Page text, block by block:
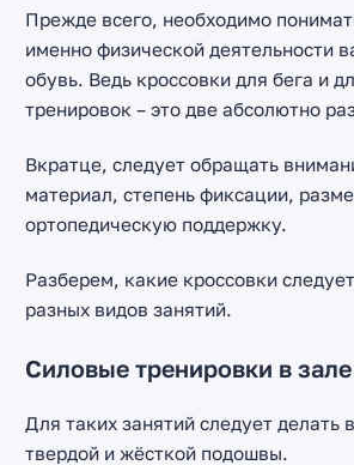
Прежде всего, необходимо
именно физической деятельности
обувь. Ведь кроссовки для бега и
тренировок – это две абсолютно
Вкратце, следует обращать
материал, степень фиксации,
ортопедическую поддержку.
Разберем, какие кроссовки
разных видов занятий.
Силовые тренировки в зале
Для таких занятий следует делать
твердой и жёсткой подошвы.